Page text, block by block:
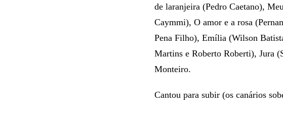
de laranjeira (Pedro Caetano),
Caymmi), O amor e a rosa
Pena Filho), Emília (Wilson
Martins e Roberto Roberti), Jura
Monteiro.
Cantou para subir (os canários